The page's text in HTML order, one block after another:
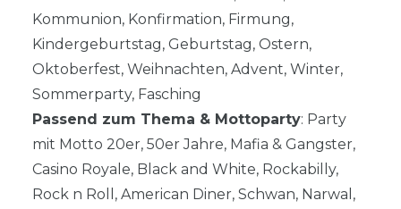
Kommunion, Konfirmation, Firmung,
Kindergeburtstag, Geburtstag, Ostern,
Oktoberfest, Weihnachten, Advent, Winter,
Sommerparty, Fasching
Passend zum Thema & Mottoparty: Party
mit Motto 20er, 50er Jahre, Mafia & Gangster,
Casino Royale, Black and White, Rockabilly,
Rock n Roll, American Diner, Schwan, Narwal,